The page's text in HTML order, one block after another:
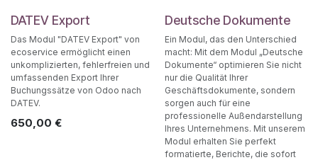
DATEV Export
Das Modul "DATEV Export" von
ecoservice ermöglicht einen
unkomplizierten, fehlerfreien und
umfassenden Export Ihrer
Buchungssätze von Odoo nach
DATEV.
650,00 €
Deutsche Dokumente
Ein Modul, das den Unterschied
macht: Mit dem Modul „Deutsche
Dokumente“ optimieren Sie nicht
nur die Qualität Ihrer
Geschäftsdokumente, sondern
sorgen auch für eine
professionelle Außendarstellung
Ihres Unternehmens. Mit unserem
Modul erhalten Sie perfekt
formatierte, Berichte, die sofort